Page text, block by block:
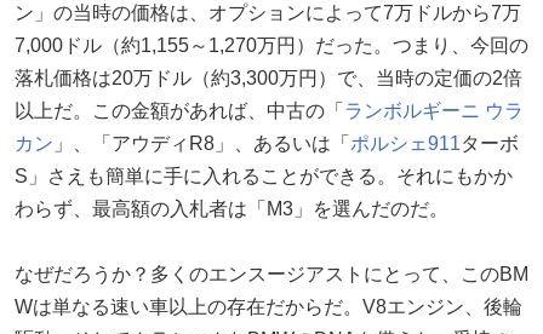
ン」の当時の価格は、オプションによって7万ドルから7万
7,000ドル（約1,155～1,270万円）だった。つまり、今回の
落札価格は20万ドル（約3,300万円）で、当時の定価の2倍
以上だ。この金額があれば、中古の「 ランボルギーニ ウラ
カン 」、「アウディR8」、あるいは「 ポルシェ911ターボ
S」さえも簡単に手に入れることができる。それにもかか
わらず、最高額の入札者は「M3」を選んだのだ。
なぜだろうか？多くのエンスージアストにとって、このBM
Wは単なる速い車以上の存在だからだ。V8エンジン、後輪